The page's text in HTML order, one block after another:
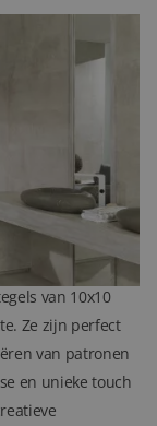
zoals 60x60 cm
effect. Met
Dit formaat is
en eigentijds
van 10x10
Ze zijn perfect
van patronen
en unieke touch